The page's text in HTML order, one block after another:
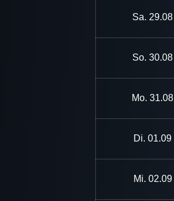
Sa. 29.08
So. 30.08
Mo. 31.08
Di. 01.09
Mi. 02.09